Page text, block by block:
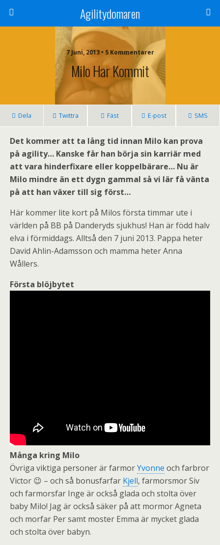
Agilitydomaren
7 Juni, 2013 • 5 Kommentarer
Milo Har Kommit
Dela Twittra Fäst E-post SMS
Det kommer att ta lång tid innan Milo kan prova
på agility… Kanske får han börja sin karriär med
att vara hinderfixare eller koppelbärare… Nu är
Milo mindre än ett dygn gammal så vi lär få vänta
på att han växer till sig först…
Här kommer lite kort på Milos första timmar ute i
världen på BB på Danderyds sjukhus! Han är född halv
elva i förmiddags. Alltså den 7 juni 2013. Pappa heter
David Ahlin-Adamsson och mamma heter Anna
Wållers.
Första blöjbytet
Många kring Milo
Övriga viktiga personer är farmorYvonne och farbror
Victor 😉 – och så bonusfarfar Kjell, farmorsmor Siv
och farmorsfar Inge är också glada och stolta över
baby Milo! Jag är också säker på att mormor Agneta
och morfar Per samt moster Emma är mycket glada
och stolta över babyn.